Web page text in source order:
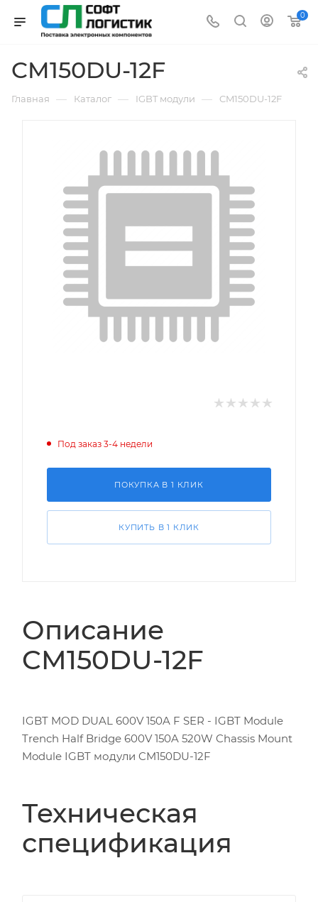
0
CM150DU-12F
Главная — Каталог — IGBT модули — CM150DU-12F
Под заказ 3-4 недели
ПОКУПКА В 1 КЛИК
КУПИТЬ В 1 КЛИК
Описание
CM150DU-12F
IGBT MOD DUAL 600V 150A F SER - IGBT Module
Trench Half Bridge 600V 150A 520W Chassis Mount
Module IGBT модули CM150DU-12F
Техническая
спецификация